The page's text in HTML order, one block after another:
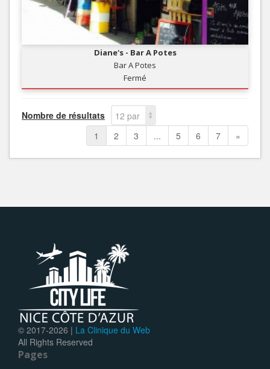
Diane's - Bar A Potes
Bar A Potes
Fermé
Nombre de résultats
12 par
page
1 2 3 ... 5 6 7 »
© 2017-2026 | La Clinique du Web
All Rights Reserved
Pages